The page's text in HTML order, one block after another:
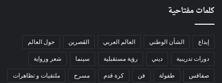
كلمات مفتاحية
إبداع الشأن الوطني العالم العربي الڨصرين حول العالم
دورات تدريبية ديني رؤية مستقبلية سينما شعر ورواية
صفاقس طفولة فن كرة قدم مسرح ملتقيات و تظاهرات